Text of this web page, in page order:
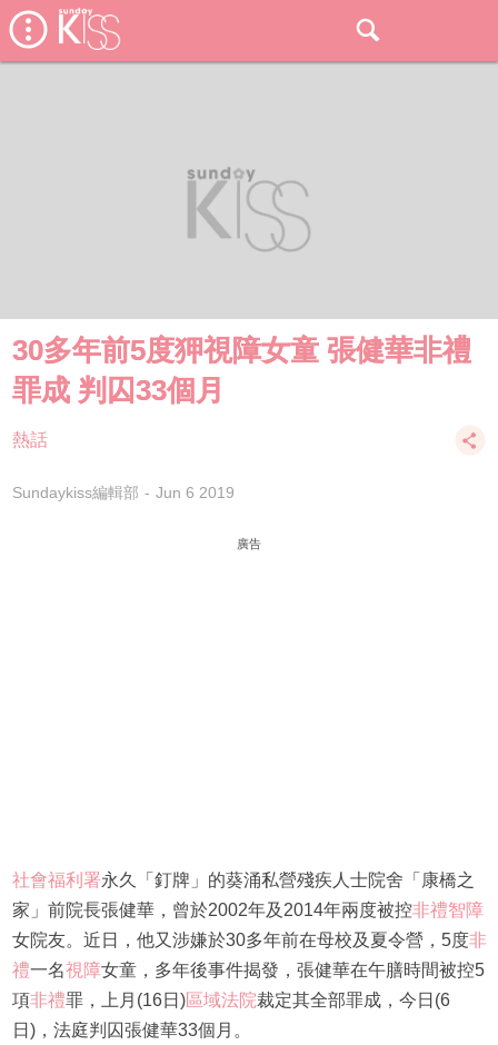
30多年前5度狎視障女童 張健華非禮
罪成 判囚33個月
熱話
Sundaykiss編輯部 Jun 6 2019
廣告
社會福利署永久「釘牌」的葵涌私營殘疾人士院舍「康橋之
家」前院長張健華，曾於2002年及2014年兩度被控非禮智障
女院友。近日，他又涉嫌於30多年前在母校及夏令營，5度非
禮一名視障女童，多年後事件揭發，張健華在午膳時間被控5
項非禮罪，上月(16日)區域法院裁定其全部罪成，今日(6
日)，法庭判囚張健華33個月。